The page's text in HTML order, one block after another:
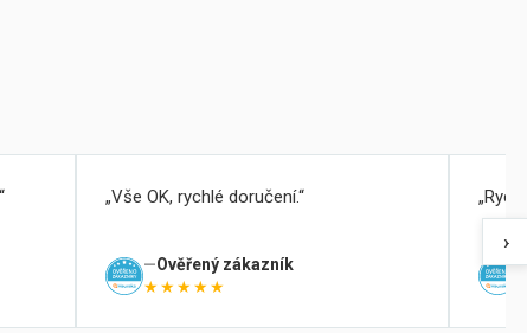
Vše OK, rychlé doručení.
Ověřený zákazník
★★★★★
›